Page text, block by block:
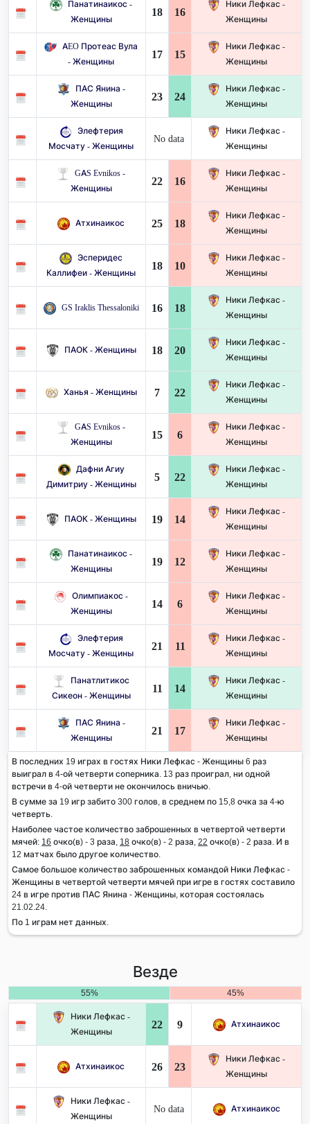
Панатинаикос -
Женщины
18 16
Ники Лефкас -
Женщины
AEO Протеас Вула
- Женщины
17 15
Ники Лефкас -
Женщины
ПАС Янина -
Женщины
23 24
Ники Лефкас -
Женщины
Элефтерия
Мосчату - Женщины
No data
Ники Лефкас -
Женщины
GAS Evnikos -
Женщины
22 16
Ники Лефкас -
Женщины
Атхинаикос 25 18
Ники Лефкас -
Женщины
Эсперидес
Каллифеи - Женщины
18 10
Ники Лефкас -
Женщины
GS Iraklis Thessaloniki 16 18
Ники Лефкас -
Женщины
ПАОК - Женщины 18 20
Ники Лефкас -
Женщины
Ханья - Женщины 7 22
Ники Лефкас -
Женщины
GAS Evnikos -
Женщины
15 6
Ники Лефкас -
Женщины
Дафни Агиу
Димитриу - Женщины
5 22
Ники Лефкас -
Женщины
ПАОК - Женщины 19 14
Ники Лефкас -
Женщины
Панатинаикос -
Женщины
19 12
Ники Лефкас -
Женщины
Олимпиакос -
Женщины
14 6
Ники Лефкас -
Женщины
Элефтерия
Мосчату - Женщины
21 11
Ники Лефкас -
Женщины
Панатлитикос
Сикеон - Женщины
11 14
Ники Лефкас -
Женщины
ПАС Янина -
Женщины
21 17
Ники Лефкас -
Женщины
В последних 19 играх в гостях Ники Лефкас - Женщины 6 раз
выиграл в 4-ой четверти соперника. 13 раз проиграл, ни одной
встречи в 4-ой четверти не окончилось вничью.
В сумме за 19 игр забито 300 голов, в среднем по 15,8 очка за 4-ю
четверть.
Наиболее частое количество заброшенных в четвертой четверти
мячей: 16 очко(в) - 3 раза, 18 очко(в) - 2 раза, 22 очко(в) - 2 раза. И в
12 матчах было другое количество.
Самое большое количество заброшенных командой Ники Лефкас -
Женщины в четвертой четверти мячей при игре в гостях составило
24 в игре против ПАС Янина - Женщины, которая состоялась
21.02.24.
По 1 играм нет данных.
Везде
55% 45%
Ники Лефкас -
Женщины
22 9 Атхинаикос
Атхинаикос 26 23
Ники Лефкас -
Женщины
Ники Лефкас -
Женщины
No data Атхинаикос